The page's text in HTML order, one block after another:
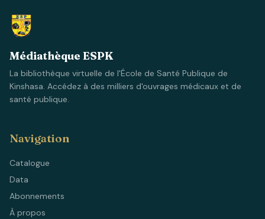
Médiathèque ESPK
La bibliothèque virtuelle de l'École de Santé Publique de
Kinshasa. Accédez à des milliers d'ouvrages médicaux et de
santé publique.
Navigation
Catalogue
Data
Abonnements
À propos